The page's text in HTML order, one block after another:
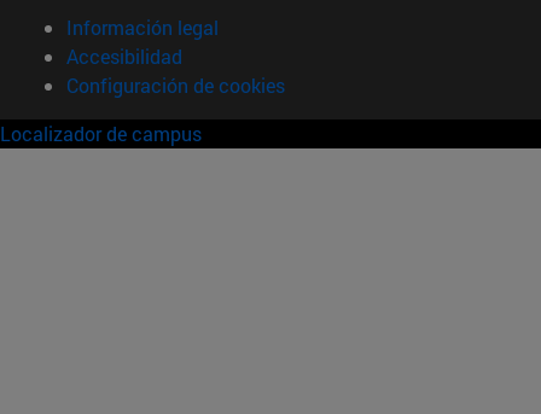
Información legal
Accesibilidad
Configuración de cookies
Localizador de campus